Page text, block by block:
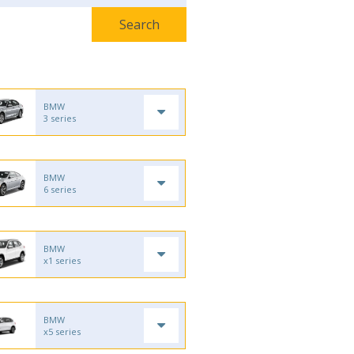
BMW
3 series
BMW
6 series
BMW
x1 series
BMW
x5 series